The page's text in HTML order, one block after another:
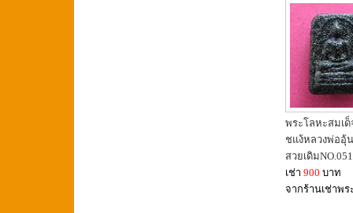
พระโลหะสมเ
ชแง้หลวงพ่ออุ้
สวยเดิม
เช่า 900 บาท
จากร้านเช่าพ